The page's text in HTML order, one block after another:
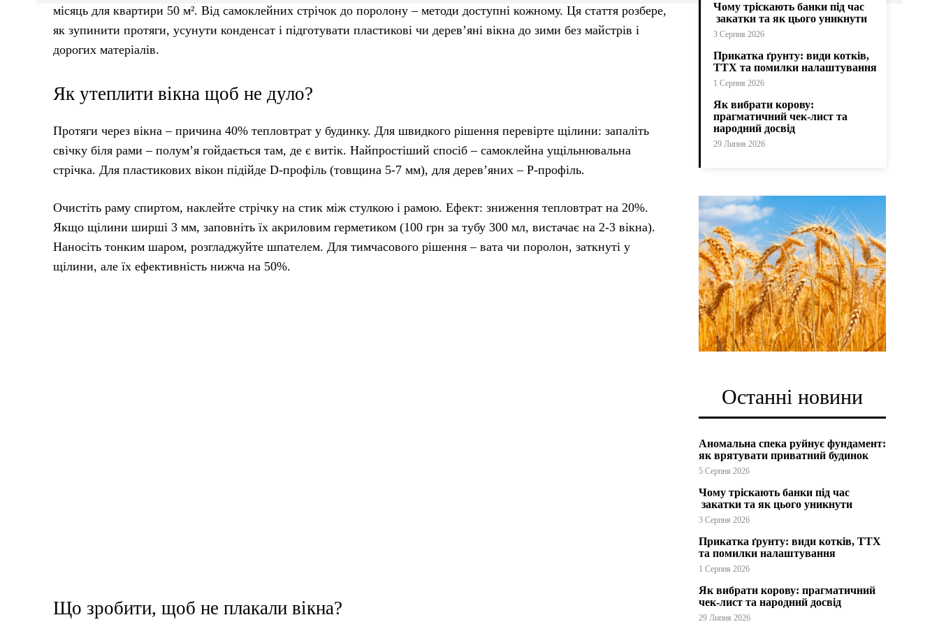
місяць для квартири 50 м². Від самоклейних стрічок до поролону – методи доступні кожному. Ця стаття розбере,
як зупинити протяги, усунути конденсат і підготувати пластикові чи дерев’яні вікна до зими без майстрів і
дорогих матеріалів.
Як утеплити вікна щоб не дуло?
Протяги через вікна – причина 40% тепловтрат у будинку. Для швидкого рішення перевірте щілини: запаліть
свічку біля рами – полум’я гойдається там, де є витік. Найпростіший спосіб – самоклейна ущільнювальна
стрічка. Для пластикових вікон підійде D-профіль (товщина 5-7 мм), для дерев’яних – P-профіль.
Очистіть раму спиртом, наклейте стрічку на стик між стулкою і рамою. Ефект: зниження тепловтрат на 20%.
Якщо щілини ширші 3 мм, заповніть їх акриловим герметиком (100 грн за тубу 300 мл, вистачає на 2-3 вікна).
Наносіть тонким шаром, розгладжуйте шпателем. Для тимчасового рішення – вата чи поролон, заткнуті у
щілини, але їх ефективність нижча на 50%.
Що зробити, щоб не плакали вікна?
Чому тріскають банки під час
закатки та як цього уникнути
3 Серпня 2026
Прикатка ґрунту: види котків,
ТТХ та помилки налаштування
1 Серпня 2026
Як вибрати корову:
прагматичний чек-лист та
народний досвід
29 Липня 2026
Останні новини
Аномальна спека руйнує фундамент:
як врятувати приватний будинок
5 Серпня 2026
Чому тріскають банки під час
закатки та як цього уникнути
3 Серпня 2026
Прикатка ґрунту: види котків, ТТХ
та помилки налаштування
1 Серпня 2026
Як вибрати корову: прагматичний
чек-лист та народний досвід
29 Липня 2026